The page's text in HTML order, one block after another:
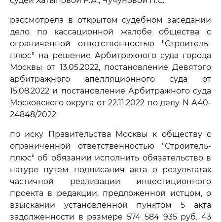
рассмотрела в открытом судебном заседании
дело по кассационной жалобе общества с
ограниченной ответственностью "Строитель-
плюс" на решение Арбитражного суда города
Москвы от 13.05.2022, постановление Девятого
арбитражного апелляционного суда от
15.08.2022 и постановление Арбитражного суда
Московского округа от 22.11.2022 по делу N А40-
24848/2022
по иску Правительства Москвы к обществу с
ограниченной ответственностью "Строитель-
плюс" об обязании исполнить обязательство в
натуре путем подписания акта о результатах
частичной реализации инвестиционного
проекта в редакции, предложенной истцом, о
взыскании установленной пунктом 5 акта
задолженности в размере 574 584 935 руб. 43